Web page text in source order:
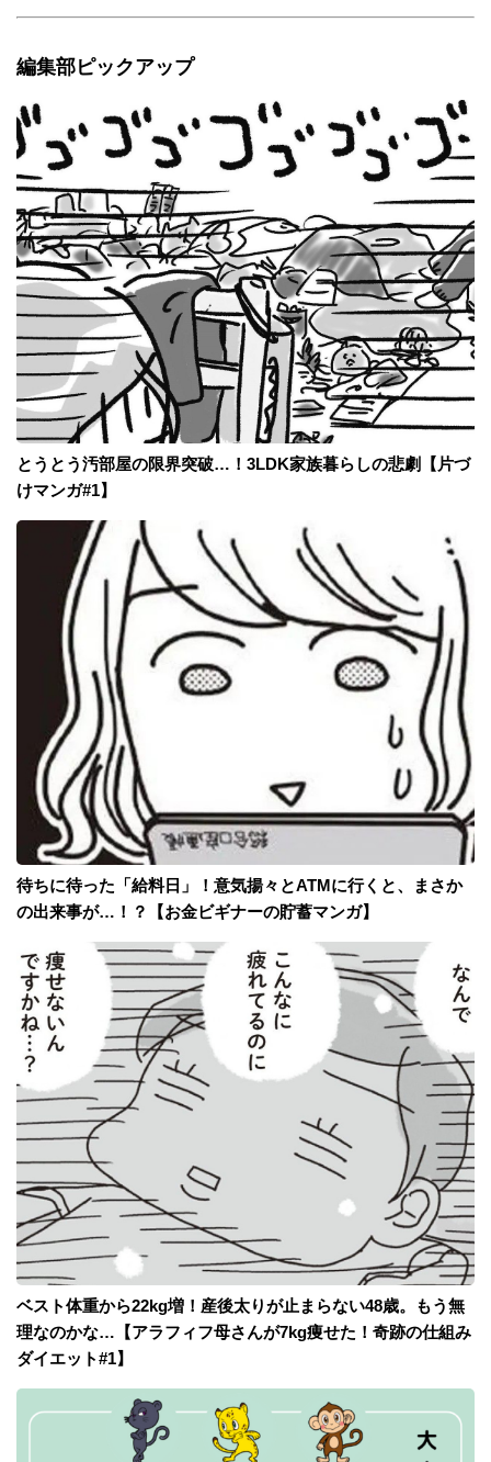
編集部ピックアップ
とうとう汚部屋の限界突破…！3LDK家族暮らしの悲劇【片づ
けマンガ#1】
待ちに待った「給料日」！意気揚々とATMに行くと、まさか
の出来事が…！？【お金ビギナーの貯蓄マンガ】
ベスト体重から22kg増！産後太りが止まらない48歳。もう無
理なのかな…【アラフィフ母さんが7kg痩せた！奇跡の仕組み
ダイエット#1】